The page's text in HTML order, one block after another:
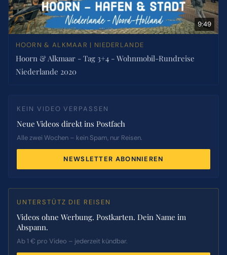
9:49
HOORN & ALKMAAR | NIEDERLANDE
Hoorn & Alkmaar - Tag 3+4 - Wohnmobil-Rundreise
Niederlande 2020
KEIN VIDEO VERPASSEN
Neue Videos direkt ins Postfach
Alle zwei Wochen – kein Spam, nur Reisen.
NEWSLETTER ABONNIEREN
UNTERSTÜTZ DIE REISEN
Videos ohne Werbung. Postkarten. Dein Name im
Abspann.
Ab 1 € pro Video – jederzeit kündbar.